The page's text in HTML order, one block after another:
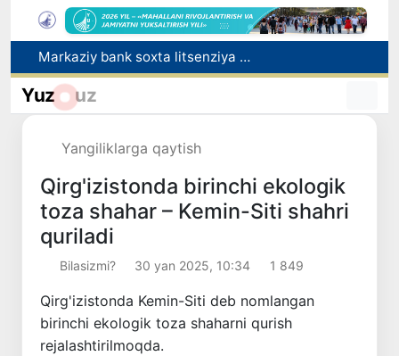
Markaziy bank soxta litsenziya haqida ogohlantirdi
Boʻrijar kanalida 13 yoshli bolani qutqargan IIB xodimi va fuqaro taqdirlandi
So‘zi ham, o‘zi ham nafis edi
Yuz uz
Yangiliklarga qaytish
Qirg'izistonda birinchi ekologik
toza shahar – Kemin-Siti shahri
quriladi
Bilasizmi? 30 yan 2025, 10:34 1 849
Qirg'izistonda Kemin-Siti deb nomlangan
birinchi ekologik toza shaharni qurish
rejalashtirilmoqda.